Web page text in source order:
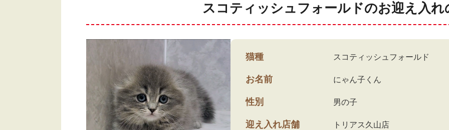
スコティッシュフォールドのお迎え入れ
猫種 スコティッシュフォールド
お名前 にゃん子くん
性別 男の子
迎え入れ店舗 トリアス久山店